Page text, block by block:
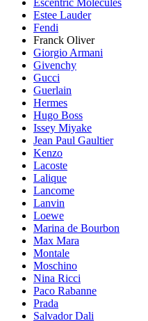
Estee Lauder
Fendi
Franck Oliver
Giorgio Armani
Givenchy
Gucci
Guerlain
Hermes
Hugo Boss
Issey Miyake
Jean Paul Gaultier
Kenzo
Lacoste
Lalique
Lancome
Lanvin
Loewe
Marina de Bourbon
Max Mara
Montale
Moschino
Nina Ricci
Paco Rabanne
Prada
Salvador Dali